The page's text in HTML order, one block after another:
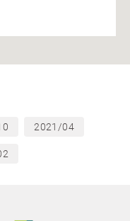
2021/04